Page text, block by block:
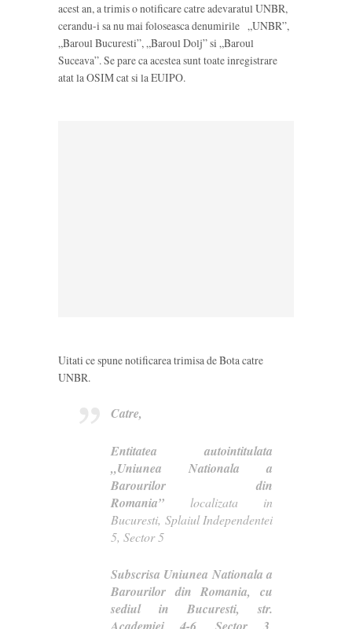
acest an, a trimis o notificare catre adevaratul UNBR,
cerandu-i sa nu mai foloseasca denumirile „UNBR”,
„Baroul Bucuresti”, „Baroul Dolj” si „Baroul
Suceava”. Se pare ca acestea sunt toate inregistrare
atat la OSIM cat si la EUIPO.
Uitati ce spune notificarea trimisa de Bota catre
UNBR.
Catre,
Entitatea autointitulata
„Uniunea Nationala a
Barourilor din
Romania” localizata in
Bucuresti, Splaiul Independentei
5, Sector 5
Subscrisa Uniunea Nationala a
Barourilor din Romania, cu
sediul in Bucuresti, str.